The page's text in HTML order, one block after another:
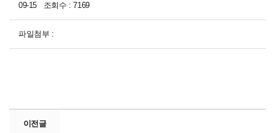
09-15 조회수 : 7169
파일첨부 :
이전글